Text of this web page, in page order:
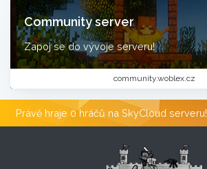
Community server
Zapoj se do vývoje serveru!
community.woblex.cz
Právě hraje 0 hráčů na SkyCloud serveru!